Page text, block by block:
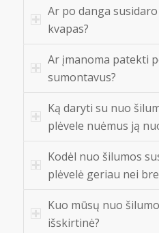
Ar po danga
kvapas?
Ar įmanoma patekti
sumontavus?
Ką daryti su nuo
plėvele nuėmus ją
Kodėl nuo šilumos
plėvelė geriau nei
Kuo mūsų nuo
išskirtinė?